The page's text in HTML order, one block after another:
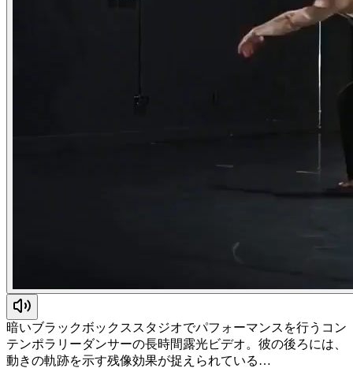
暗いブラックボックススタジオでパフォーマンスを行うコン
テンポラリーダンサーの長時間露光ビデオ。彼の後ろには、
動きの軌跡を示す残像効果が捉えられている…